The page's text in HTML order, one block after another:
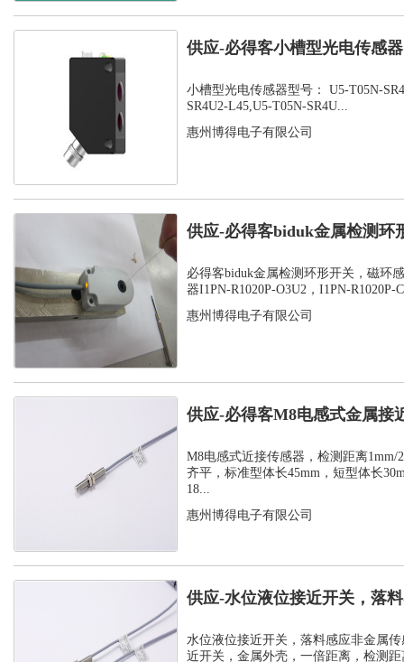
供应-必得客小槽型光电传感
SR...
小槽型光电传感器型号： U5-T05N-
SR4U2-L45,U5-T05N-SR4U...
惠州博得电子有限公司
供应-必得客biduk金属检测环
感应器...
必得客biduk金属检测环形开关，磁环
器I1PN-R1020P-O3U2，I1PN-R1020P-
惠州博得电子有限公司
供应-必得客M8电感式金属接
式安装检测...
M8电感式近接传感器，检测距离1mm/
齐平，标准型体长45mm，短型体长
18...
惠州博得电子有限公司
供应-水位液位接近开关，落
感器
水位液位接近开关，落料感应非金属
近开关，金属外壳，一倍距离，检测距